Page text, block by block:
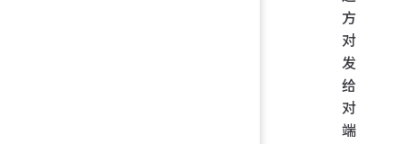
方
对
发
给
对
端